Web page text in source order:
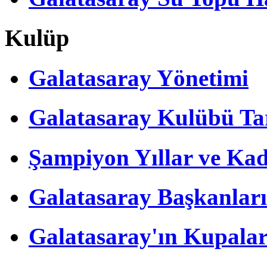
Kulüp
Galatasaray Yönetimi
Galatasaray Kulübü
Şampiyon Yıllar ve
Galatasaray Başkanları
Galatasaray'ın